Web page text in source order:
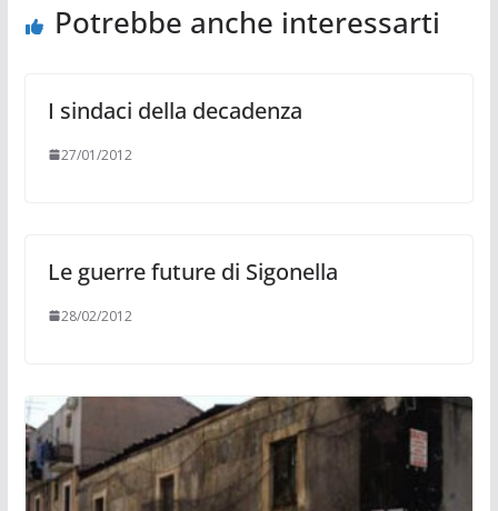
Potrebbe anche interessarti
I sindaci della decadenza
27/01/2012
Le guerre future di Sigonella
28/02/2012